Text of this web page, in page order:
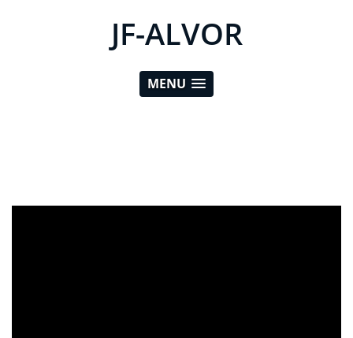
JF-ALVOR
MENU